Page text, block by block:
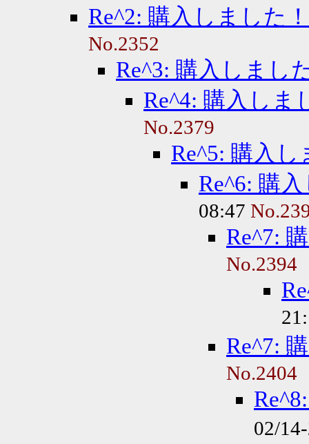
Re^2: 購入しました！
No.2352
Re^3: 購入しまし
Re^4: 購入しま
No.2379
Re^5: 購入
Re^6: 購
08:47
Re^7:
No.2394
Re^7:
No.2404
02/